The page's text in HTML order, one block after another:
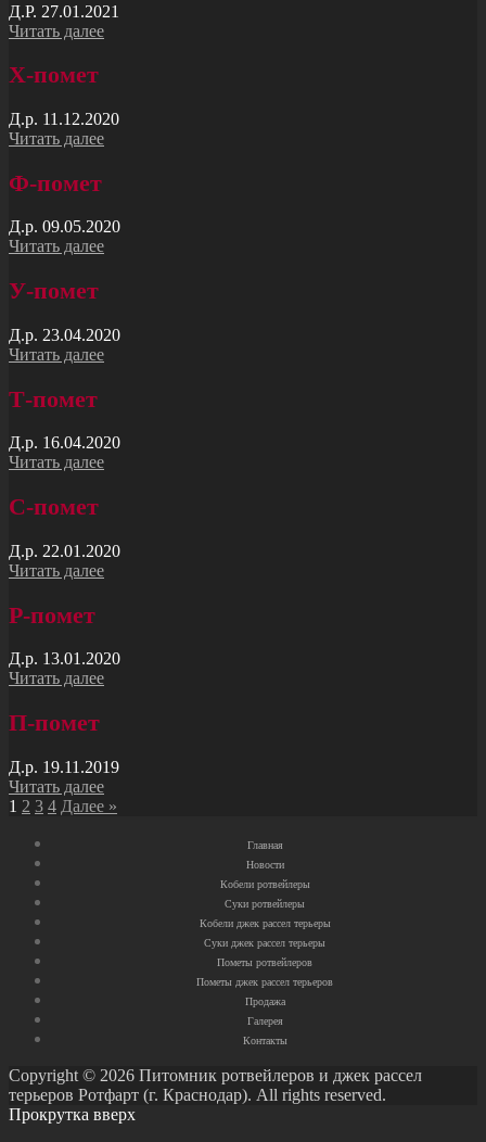
Д.Р. 27.01.2021
Читать далее
X-помет
Д.р. 11.12.2020
Читать далее
Ф-помет
Д.р. 09.05.2020
Читать далее
У-помет
Д.р. 23.04.2020
Читать далее
Т-помет
Д.р. 16.04.2020
Читать далее
C-помет
Д.р. 22.01.2020
Читать далее
Р-помет
Д.р. 13.01.2020
Читать далее
П-помет
Д.р. 19.11.2019
Читать далее
1 2 3 4 Далее »
Главная
Новости
Кобели ротвейлеры
Суки ротвейлеры
Кобели джек рассел терьеры
Суки джек рассел терьеры
Пометы ротвейлеров
Пометы джек рассел терьеров
Продажа
Галерея
Контакты
Copyright © 2026 Питомник ротвейлеров и джек рассел
терьеров Ротфарт (г. Краснодар). All rights reserved.
Прокрутка вверх